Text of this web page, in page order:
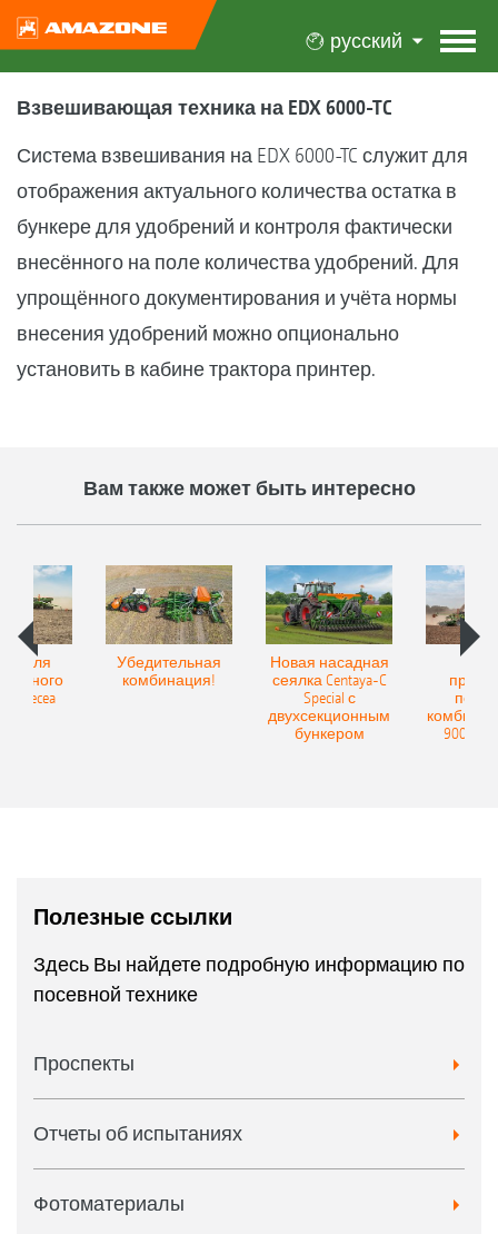
русский
Взвешивающая техника на EDX 6000-TC
Система взвешивания на EDX 6000-TC служит для
отображения актуального количества остатка в
бункере для удобрений и контроля фактически
внесённого на поле количества удобрений. Для
упрощённого документирования и учёта нормы
внесения удобрений можно опционально
установить в кабине трактора принтер.
Вам также может быть интересно
для
точного
Precea
Убедительная
комбинация!
Новая насадная
сеялка Centaya-C
Special с
двухсекционным
бункером
9004-
Полезные ссылки
Здесь Вы найдете подробную информацию по
посевной технике
Проспекты
Отчеты об испытаниях
Фотоматериалы